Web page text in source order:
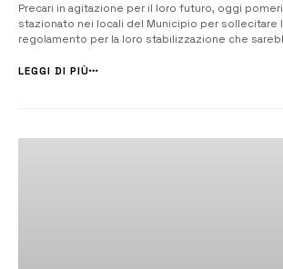
Precari in agitazione per il loro futuro, oggi
stazionato nei locali del Municipio per sollecitare
regolamento per la loro stabilizzazione che
assicurato che l’atto sarà pubblicato entro
LEGGI DI PIÙ